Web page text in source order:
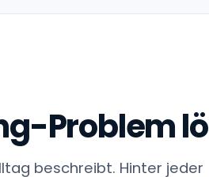
Problem
beschreibt. Hinter jeder